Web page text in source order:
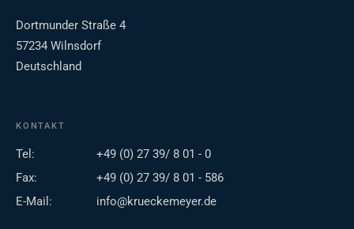
Dortmunder Straße 4
57234 Wilnsdorf
Deutschland
KONTAKT
Tel:
+49 (0) 27 39/ 8 01 - 0
Fax:
+49 (0) 27 39/ 8 01 - 586
E-Mail:
info@krueckemeyer.de